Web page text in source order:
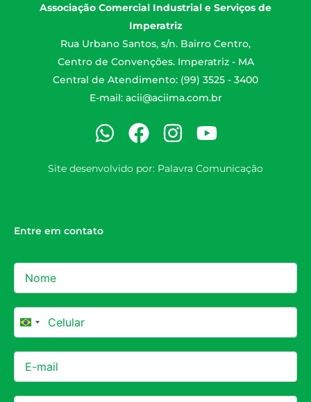
Associação Comercial Industrial e Serviços de
Imperatriz
Rua Urbano Santos, s/n. Bairro Centro,
Centro de Convenções. Imperatriz - MA
Central de Atendimento: (99) 3525 - 3400
E-mail: acii@aciima.com.br
Site desenvolvido por: Palavra Comunicação
Entre em contato
Brazil +55